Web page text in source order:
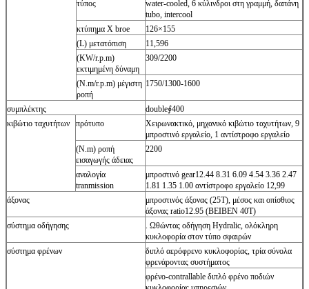
τύπος
water-cooled, 6 κύλινδροι στη γραμμή, δαπάνη
tubo, intercool
κτύπημα Χ broe
126×155
(L) μετατόπιση
11,596
(KW/r.p.m)
εκτιμημένη δύναμη
309/2200
(N.m/r.p.m) μέγιστη
ροπή
1750/1300-1600
συμπλέκτης
double∮400
κιβώτιο ταχυτήτων
πρότυπο
Χειρωνακτικό, μηχανικό κιβώτιο ταχυτήτων, 9
μπροστινό εργαλείο, 1 αντίστροφο εργαλείο
(N.m) ροπή
εισαγωγής άδειας
2200
αναλογία
tranmission
μπροστινό gear12.44 8.31 6.09 4.54 3.36 2.47
1.81 1.35 1.00 αντίστροφο εργαλείο 12,99
άξονας
μπροστινός άξονας (25T), μέσος και οπίσθιος
άξονας ratio12.95 (BEIBEN 40T)
σύστημα οδήγησης
. Ωθώντας οδήγηση Hydralic, ολόκληρη
κυκλοφορία στον τύπο σφαιρών
σύστημα φρένων
διπλό αερόφρενο κυκλοφορίας, τρία σύνολα
φρενάροντας συστήματος
φρένο-contrallable διπλό φρένο ποδιών